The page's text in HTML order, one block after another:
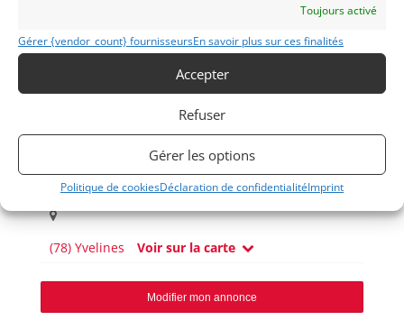
Toujours activé
Gérer {vendor_count} fournisseursEn savoir plus sur ces finalités
Accepter
Refuser
Gérer les options
Politique de cookiesDéclaration de confidentialitéImprint
sur la marque
1967
(78) Yvelines Voir sur la carte
Modifier mon annonce